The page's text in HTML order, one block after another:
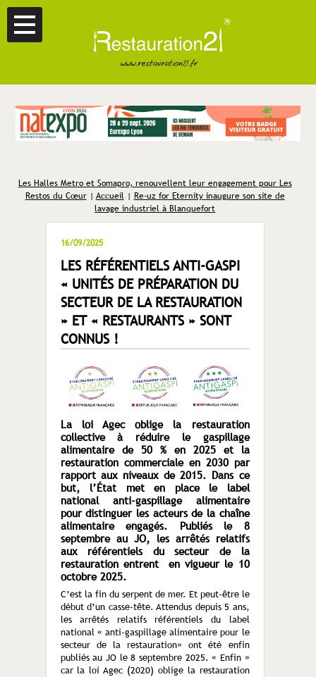
Les Halles Metro et Somapro, renouvellent leur engagement pour Les
Restos du Cœur| Accueil | Re-uz for Eternity inaugure son site de
lavage industriel à Blanquefort
16/09/2025
LES RÉFÉRENTIELS ANTI-GASPI
« UNITÉS DE PRÉPARATION DU
SECTEUR DE LA RESTAURATION
» ET « RESTAURANTS » SONT
CONNUS !
La loi Agec oblige la restauration
collective à réduire le gaspillage
alimentaire de 50 % en 2025 et la
restauration commerciale en 2030 par
rapport aux niveaux de 2015. Dans ce
but, l’État met en place le label
national anti-gaspillage alimentaire
pour distinguer les acteurs de la chaîne
alimentaire engagés. Publiés le 8
septembre au JO, les arrêtés relatifs
aux référentiels du secteur de la
restauration entrent en vigueur le 10
octobre 2025.
C’est la fin du serpent de mer. Et peut-être le
début d’un casse-tête. Attendus depuis 5 ans,
les arrêtés relatifs référentiels du label
national « anti-gaspillage alimentaire pour le
secteur de la restauration» ont été enfin
publiés au JO le 8 septembre 2025. « Enfin »
car la loi Agec (2020) oblige la restauration